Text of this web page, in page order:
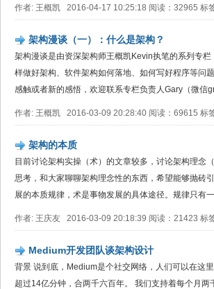
作者: 王概凯 2016-04-17 10:25:18 阅读：32965 标
架构漫谈（一）：什么是架构？
架构漫谈是由资深架构师王概凯Kevin执笔的系列专
样做好架构、软件架构如何落地、如何写好程序等问
感触或者新的感悟，欢迎联系专栏负责人Gary（微信
作者: 王概凯 2016-03-09 20:28:40 阅读：69615 标
架构的本质
目前讨论架构实操（术）的文章较多，讨论架构理念
思考，和大家聊聊架构理念性的东西，希望能够抛砖
展的本质规律，术是事物发展的具体途径。规律只有
作者: 王庆友 2016-03-09 20:18:39 阅读：21423 标
Medium开发团队谈架构设计
背景 说到底，Medium是个社交网络，人们可以在这
超过14亿分钟，合两千六百年。 我们支持着每个月